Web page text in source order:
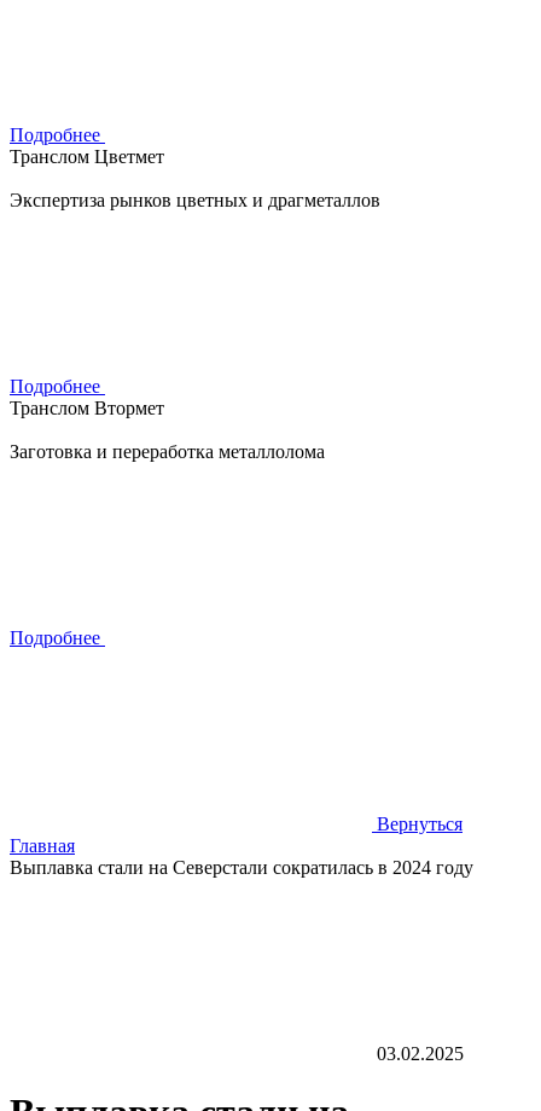
Подробнее
Транслом Цветмет
Экспертиза рынков цветных и драгметаллов
Подробнее
Транслом Втормет
Заготовка и переработка металлолома
Подробнее
Вернуться
Главная
Выплавка стали на Северстали сократилась в 2024 году
03.02.2025